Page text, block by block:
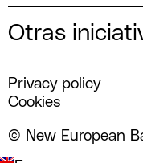
Otras
Privacy policy
Cookies
© New European